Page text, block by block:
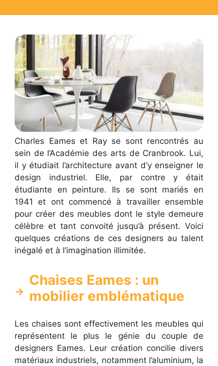
Charles Eames et Ray se sont rencontrés au
sein de l’Académie des arts de Cranbrook. Lui,
il y étudiait l’architecture avant d’y enseigner le
design industriel. Elle, par contre y était
étudiante en peinture. Ils se sont mariés en
1941 et ont commencé à travailler ensemble
pour créer des meubles dont le style demeure
célèbre et tant convoité jusqu’à présent. Voici
quelques créations de ces designers au talent
inégalé et à l’imagination illimitée.
Chaises Eames : un
mobilier emblématique
Les chaises sont effectivement les meubles qui
représentent le plus le génie du couple de
designers Eames. Leur création concilie divers
matériaux industriels, notamment l’aluminium, la